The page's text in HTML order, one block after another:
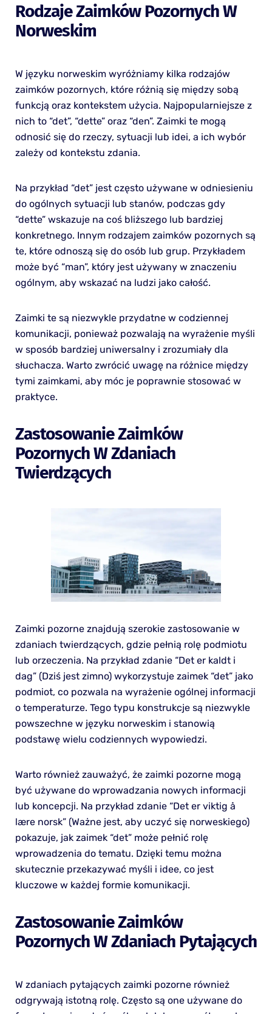
Rodzaje Zaimków Pozornych W
Norweskim
W języku norweskim wyróżniamy kilka rodzajów
zaimków pozornych, które różnią się między sobą
funkcją oraz kontekstem użycia. Najpopularniejsze z
nich to “det”, “dette” oraz “den”. Zaimki te mogą
odnosić się do rzeczy, sytuacji lub idei, a ich wybór
zależy od kontekstu zdania.
Na przykład “det” jest często używane w odniesieniu
do ogólnych sytuacji lub stanów, podczas gdy
“dette” wskazuje na coś bliższego lub bardziej
konkretnego. Innym rodzajem zaimków pozornych są
te, które odnoszą się do osób lub grup. Przykładem
może być “man”, który jest używany w znaczeniu
ogólnym, aby wskazać na ludzi jako całość.
Zaimki te są niezwykle przydatne w codziennej
komunikacji, ponieważ pozwalają na wyrażenie myśli
w sposób bardziej uniwersalny i zrozumiały dla
słuchacza. Warto zwrócić uwagę na różnice między
tymi zaimkami, aby móc je poprawnie stosować w
praktyce.
Zastosowanie Zaimków
Pozornych W Zdaniach
Twierdzących
Zaimki pozorne znajdują szerokie zastosowanie w
zdaniach twierdzących, gdzie pełnią rolę podmiotu
lub orzeczenia. Na przykład zdanie “Det er kaldt i
dag” (Dziś jest zimno) wykorzystuje zaimek “det” jako
podmiot, co pozwala na wyrażenie ogólnej informacji
o temperaturze. Tego typu konstrukcje są niezwykle
powszechne w języku norweskim i stanowią
podstawę wielu codziennych wypowiedzi.
Warto również zauważyć, że zaimki pozorne mogą
być używane do wprowadzania nowych informacji
lub koncepcji. Na przykład zdanie “Det er viktig å
lære norsk” (Ważne jest, aby uczyć się norweskiego)
pokazuje, jak zaimek “det” może pełnić rolę
wprowadzenia do tematu. Dzięki temu można
skutecznie przekazywać myśli i idee, co jest
kluczowe w każdej formie komunikacji.
Zastosowanie Zaimków
Pozornych W Zdaniach Pytających
W zdaniach pytających zaimki pozorne również
odgrywają istotną rolę. Często są one używane do